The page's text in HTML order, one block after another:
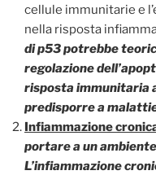
cellule immunitarie e
nella risposta
di p53 potrebbe
regolazione
risposta immunitaria
predisporre a
Infiammazione
portare a un
L’infiammazione